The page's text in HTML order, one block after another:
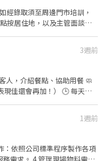
生站 5號出口 ) 堤諾士林門市
經錄取須至周邊門市培訓，
爾法，需要你的加入！ ★☆
對餐飲充滿熱誠，客人臉上
。 每個月只要上滿 100 小
例給你，好好休息也是我們
、確認出餐品質、協助菜口
手 基本工作： 打菜備料、切
機及刀具） 洗碗、清潔洗
合排班、接受輪班 ✔ 工作需
場）：18:00–22:30 全日班
1️⃣ 按下「應徵」，填寫基
3週前
1週前
場物料需